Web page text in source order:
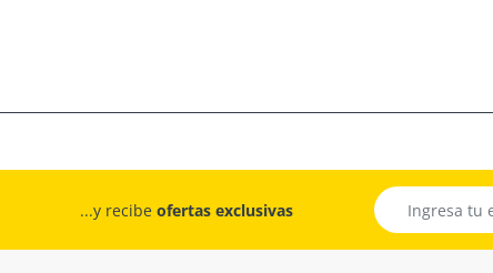
...y recibe ofertas exclusivas